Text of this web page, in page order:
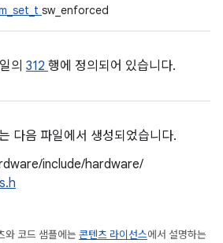
sw_enforced
의 312 행에 정의되어 있습니다.
다음 파일에서 생성되었습니다.
include/hardware/
와 코드 샘플에는 콘텐츠 라이선스에서 설명하는